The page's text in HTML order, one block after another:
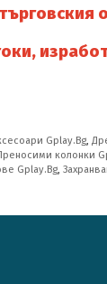
Gplay.Bg,
колонки
Gplay.Bg,